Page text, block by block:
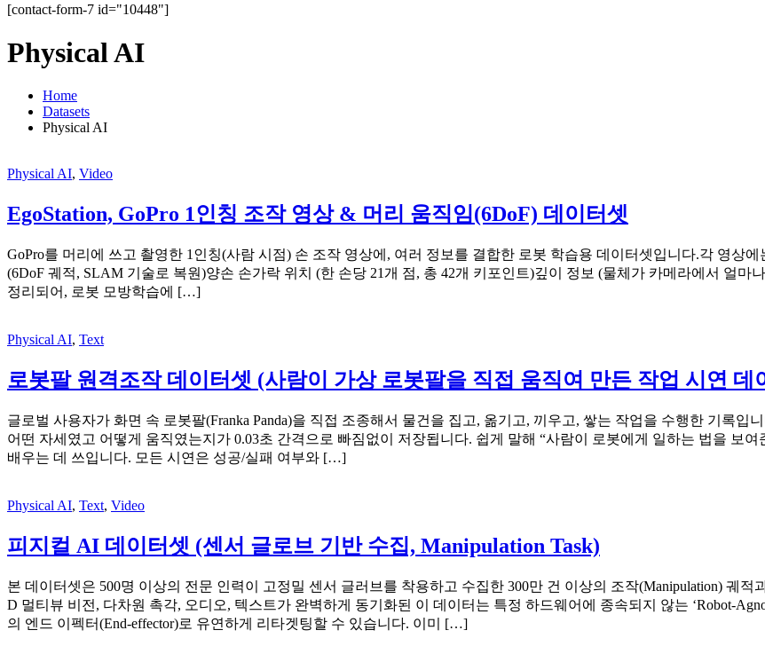
[contact-form-7 id="10448"]
Physical AI
Home
Datasets
Physical AI
Physical AI, Video
EgoStation, GoPro 1인칭 조작 영상 & 머리 움직임(6DoF) 데이터셋
GoPro를 머리에 쓰고 촬영한 1인칭(사람 시점) 손 조작 영상에, 여러 정보를 결합한 로봇 학습용 데이터셋입니다.각 영상
(6DoF 궤적, SLAM 기술로 복원)양손 손가락 위치 (한 손당 21개 점, 총 42개 키포인트)깊이 정보 (물체가 카메라에서 얼마
정리되어, 로봇 모방학습에 […]
Physical AI, Text
로봇팔 원격조작 데이터셋 (사람이 가상 로봇팔을 직접 움직여 만든 작업 시연 데
글로벌 사용자가 화면 속 로봇팔(Franka Panda)을 직접 조종해서 물건을 집고, 옮기고, 끼우고, 쌓는 작업을 수행한 기록입
어떤 자세였고 어떻게 움직였는지가 0.03초 간격으로 빠짐없이 저장됩니다. 쉽게 말해 “사람이 로봇에게 일하는 법을 보
배우는 데 쓰입니다. 모든 시연은 성공/실패 여부와 […]
Physical AI, Text, Video
피지컬 AI 데이터셋 (센서 글로브 기반 수집, Manipulation Task)
본 데이터셋은 500명 이상의 전문 인력이 고정밀 센서 글러브를 착용하고 수집한 300만 건 이상의 조작(Manipulation) 궤
D 멀티뷰 비전, 다차원 촉각, 오디오, 텍스트가 완벽하게 동기화된 이 데이터는 특정 하드웨어에 종속되지 않는 ‘Robot-
의 엔드 이펙터(End-effector)로 유연하게 리타겟팅할 수 있습니다. 이미 […]